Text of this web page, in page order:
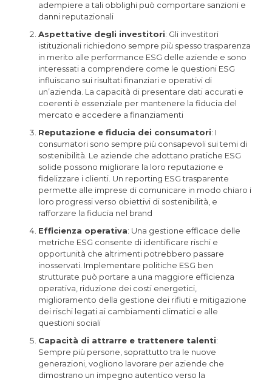
adempiere a tali obblighi può comportare sanzioni e
danni reputazionali
Aspettative degli investitori: Gli investitori
istituzionali richiedono sempre più spesso trasparenza
in merito alle performance ESG delle aziende e sono
interessati a comprendere come le questioni ESG
influiscano sui risultati finanziari e operativi di
un’azienda. La capacità di presentare dati accurati e
coerenti è essenziale per mantenere la fiducia del
mercato e accedere a finanziamenti
Reputazione e fiducia dei consumatori: I
consumatori sono sempre più consapevoli sui temi di
sostenibilità. Le aziende che adottano pratiche ESG
solide possono migliorare la loro reputazione e
fidelizzare i clienti. Un reporting ESG trasparente
permette alle imprese di comunicare in modo chiaro i
loro progressi verso obiettivi di sostenibilità, e
rafforzare la fiducia nel brand
Efficienza operativa: Una gestione efficace delle
metriche ESG consente di identificare rischi e
opportunità che altrimenti potrebbero passare
inosservati. Implementare politiche ESG ben
strutturate può portare a una maggiore efficienza
operativa, riduzione dei costi energetici,
miglioramento della gestione dei rifiuti e mitigazione
dei rischi legati ai cambiamenti climatici e alle
questioni sociali
Capacità di attrarre e trattenere talenti:
Sempre più persone, soprattutto tra le nuove
generazioni, vogliono lavorare per aziende che
dimostrano un impegno autentico verso la